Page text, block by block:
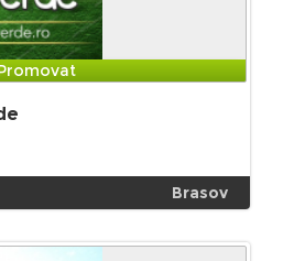
Brasov